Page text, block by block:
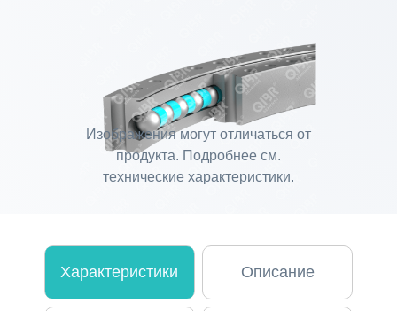
Изображения могут отличаться от
продукта. Подробнее см.
технические характеристики.
Характеристики Описание